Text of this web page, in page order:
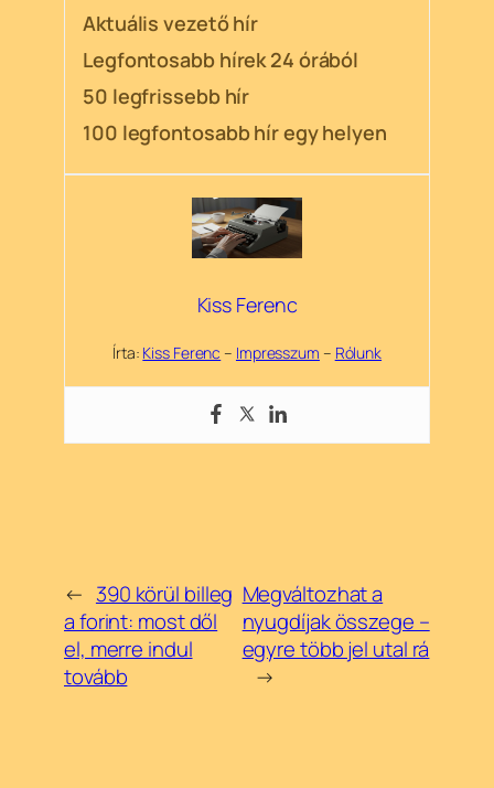
Aktuális vezető hír
Legfontosabb hírek 24 órából
50 legfrissebb hír
100 legfontosabb hír egy helyen
Kiss Ferenc
Írta: Kiss Ferenc – Impresszum – Rólunk
← 390 körül billeg
a forint: most dől
el, merre indul
tovább
Megváltozhat a
nyugdíjak összege –
egyre több jel utal rá
→